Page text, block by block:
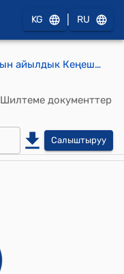
KG RU
Датка айыл аймагынын айылдык Кеңешинин 2025-жылдын 07-августундагы №2/9 Датка айыл аймагында кошумча жаңы шайлоо участкаларынын ачылышы боюнча токтому
Шилтеме документтер
Салыштыруу